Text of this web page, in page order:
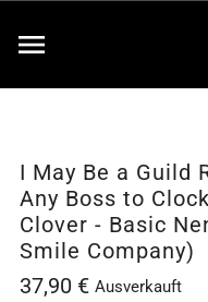
I May Be a Guild
Any Boss to
Clover - Basic
Smile Company)
37,90 € Ausverkauft